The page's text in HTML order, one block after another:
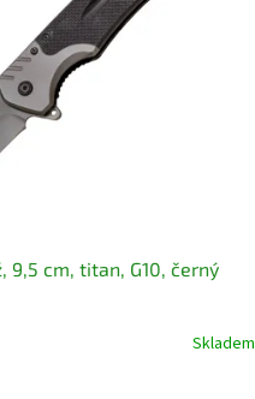
9,5 cm, titan, G10, černý
Skladem